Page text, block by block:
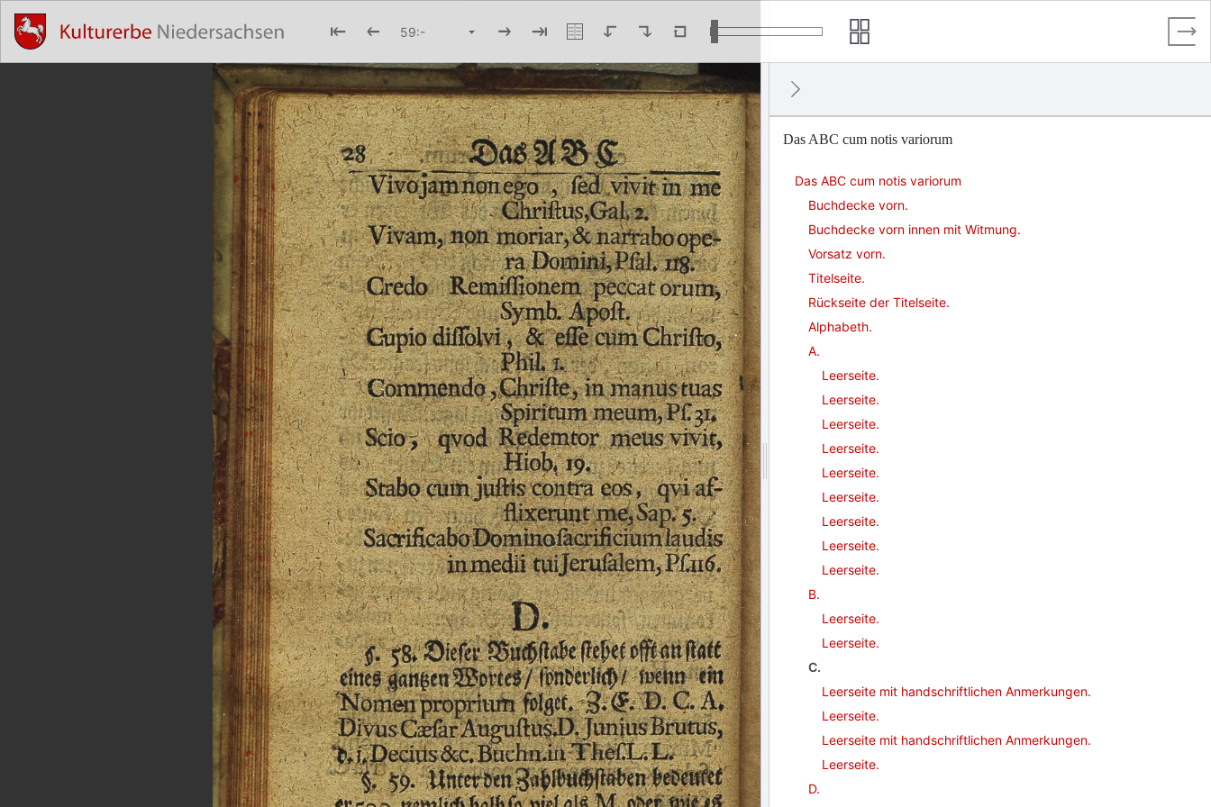
Das ABC cum notis variorum
Das ABC cum notis variorum
Buchdecke vorn.
Buchdecke vorn innen mit Witmung.
Vorsatz vorn.
Titelseite.
Rückseite der Titelseite.
Alphabeth.
A.
Leerseite.
Leerseite.
Leerseite.
Leerseite.
Leerseite.
Leerseite.
Leerseite.
Leerseite.
Leerseite.
B.
Leerseite.
Leerseite.
C.
Leerseite mit handschriftlichen Anmerkungen.
Leerseite.
Leerseite mit handschriftlichen Anmerkungen.
Leerseite.
D.